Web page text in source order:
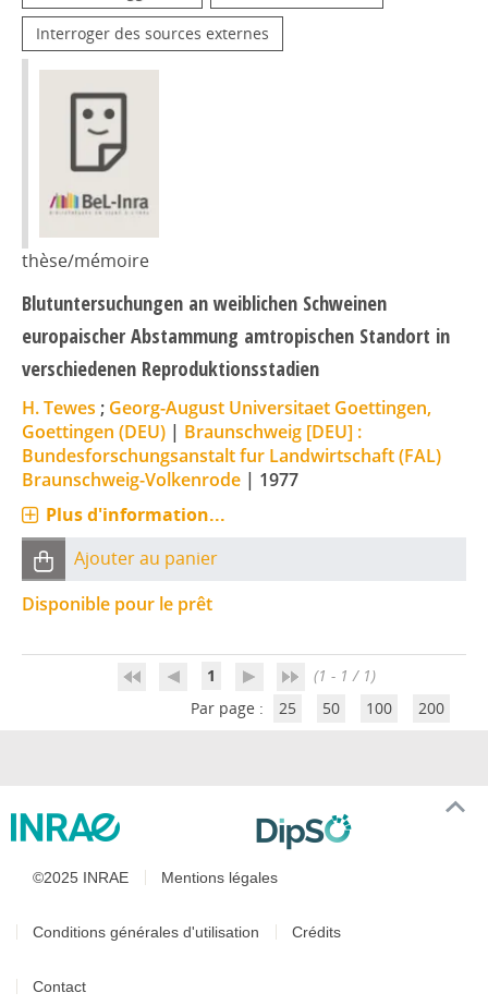
Interroger des sources externes
thèse/mémoire
Blutuntersuchungen an weiblichen Schweinen
europaischer Abstammung amtropischen Standort in
verschiedenen Reproduktionsstadien
H. Tewes ; Georg-August Universitaet Goettingen,
Goettingen (DEU) | Braunschweig [DEU] :
Bundesforschungsanstalt fur Landwirtschaft (FAL)
Braunschweig-Volkenrode | 1977
Plus d'information...
Ajouter au panier
Disponible pour le prêt
1
(1 - 1 / 1)
Par page :
25 50 100 200
©2025 INRAE Mentions légales
Conditions générales d'utilisation Crédits
Contact